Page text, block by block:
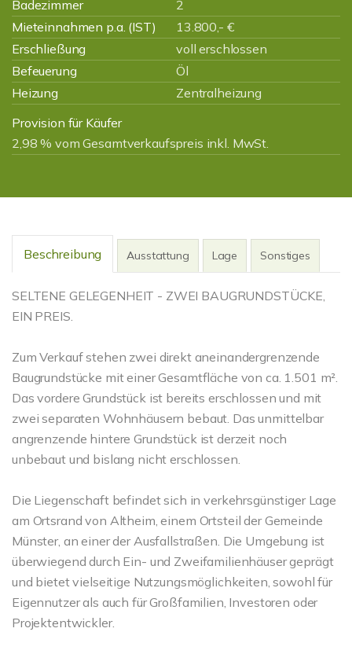
Badezimmer
2
Mieteinnahmen p.a. (IST)
13.800,- €
Erschließung
voll erschlossen
Befeuerung
Öl
Heizung
Zentralheizung
Provision für Käufer
2,98 % vom Gesamtverkaufspreis inkl. MwSt.
Beschreibung Ausstattung Lage Sonstiges
SELTENE GELEGENHEIT - ZWEI BAUGRUNDSTÜCKE,
EIN PREIS.
Zum Verkauf stehen zwei direkt aneinandergrenzende
Baugrundstücke mit einer Gesamtfläche von ca. 1.501 m².
Das vordere Grundstück ist bereits erschlossen und mit
zwei separaten Wohnhäusern bebaut. Das unmittelbar
angrenzende hintere Grundstück ist derzeit noch
unbebaut und bislang nicht erschlossen.
Die Liegenschaft befindet sich in verkehrsgünstiger Lage
am Ortsrand von Altheim, einem Ortsteil der Gemeinde
Münster, an einer der Ausfallstraßen. Die Umgebung ist
überwiegend durch Ein- und Zweifamilienhäuser geprägt
und bietet vielseitige Nutzungsmöglichkeiten, sowohl für
Eigennutzer als auch für Großfamilien, Investoren oder
Projektentwickler.